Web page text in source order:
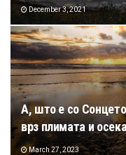
December 3, 2021
А, што е со
врз плимата и
March 27, 2023